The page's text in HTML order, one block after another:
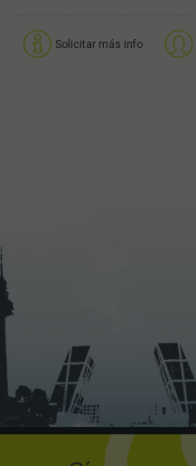
Solicitar más info